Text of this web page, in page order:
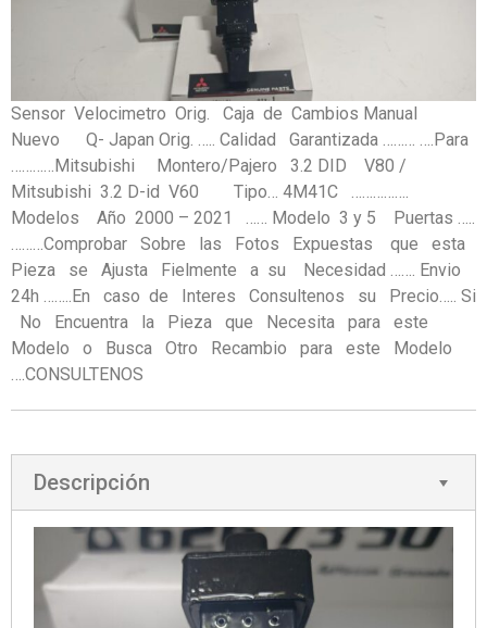
Sensor Velocimetro Orig. Caja de Cambios Manual
Nuevo Q- Japan Orig. ….. Calidad Garantizada ……… ….Para
…………Mitsubishi Montero/Pajero 3.2 DID V80 /
Mitsubishi 3.2 D-id V60 Tipo… 4M41C …………….
Modelos Año 2000 – 2021 …… Modelo 3 y 5 Puertas …..
………Comprobar Sobre las Fotos Expuestas que esta
Pieza se Ajusta Fielmente a su Necesidad ……. Envio
24h ……..En caso de Interes Consultenos su Precio….. Si
No Encuentra la Pieza que Necesita para este
Modelo o Busca Otro Recambio para este Modelo
….CONSULTENOS
Descripción